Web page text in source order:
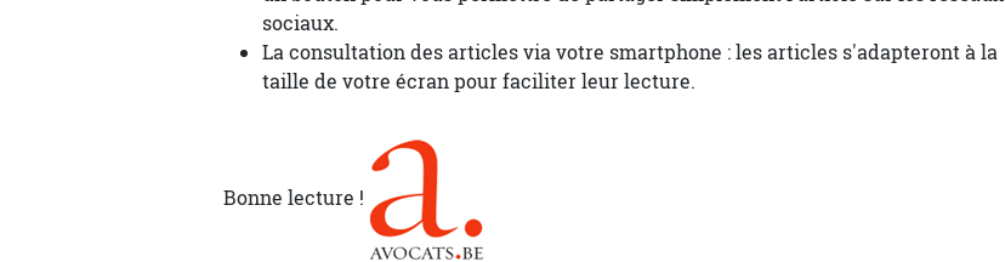
sociaux.
La consultation des articles via votre smartphone : les articles s'adapteront à la
taille de votre écran pour faciliter leur lecture.
Bonne lecture !